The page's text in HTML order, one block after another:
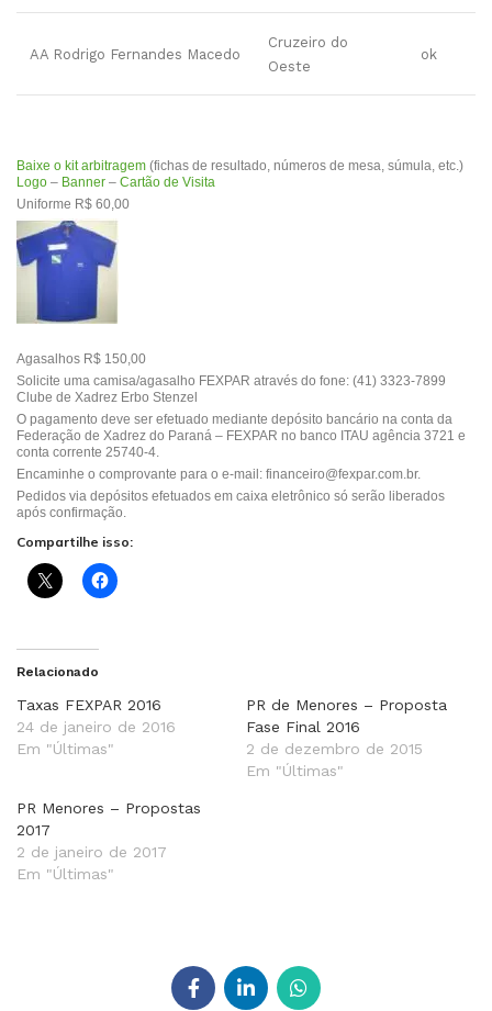
AA Rodrigo Fernandes Macedo
Cruzeiro do
Oeste
ok
Baixe o kit arbitragem (fichas de resultado, números de mesa, súmula, etc.)
Logo – Banner – Cartão de Visita
Uniforme R$ 60,00
Agasalhos R$ 150,00
Solicite uma camisa/agasalho FEXPAR através do fone: (41) 3323-7899
Clube de Xadrez Erbo Stenzel
O pagamento deve ser efetuado mediante depósito bancário na conta da
Federação de Xadrez do Paraná – FEXPAR no banco ITAU agência 3721 e
conta corrente 25740-4.
Encaminhe o comprovante para o e-mail: financeiro@fexpar.com.br.
Pedidos via depósitos efetuados em caixa eletrônico só serão liberados
após confirmação.
Compartilhe isso:
Relacionado
Taxas FEXPAR 2016
24 de janeiro de 2016
Em "Últimas"
PR de Menores – Proposta
Fase Final 2016
2 de dezembro de 2015
Em "Últimas"
PR Menores – Propostas
2017
2 de janeiro de 2017
Em "Últimas"